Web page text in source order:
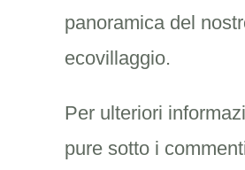
panoramica del
ecovillaggio.
Per ulteriori
pure sotto i